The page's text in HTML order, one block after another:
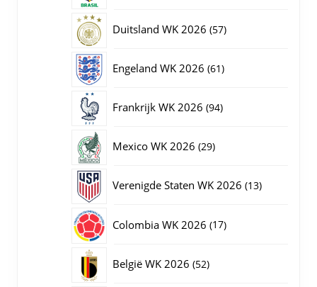
Duitsland WK 2026 5757
Engeland WK 2026 6161
Frankrijk WK 2026 9494
Mexico WK 2026 2929
Verenigde Staten WK 2026 1313
Colombia WK 2026 1717
België WK 2026 5252